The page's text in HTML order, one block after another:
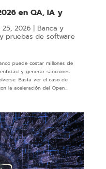
en QA, IA y
25, 2026 | Banca y
pruebas de software
puede costar millones de
y generar sanciones
Basta ver el caso de
la aceleración del Open...